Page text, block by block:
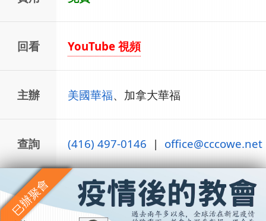
回看 YouTube 視頻
主辦 美國華福、加拿大華福
查詢 (416) 497-0146 | office@cccowe.net